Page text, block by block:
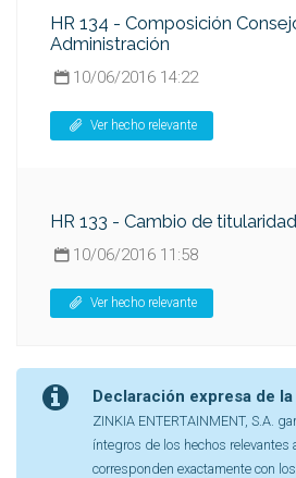
HR 134 - Composición
Administración
10/06/2016 14:22
Ver hecho relevante
HR 133 - Cambio de
10/06/2016 11:58
Ver hecho relevante
Declaración expresa de
ZINKIA ENTERTAINMENT, S.A.
íntegros de los hechos
corresponden exactamente con